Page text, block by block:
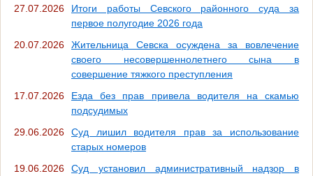
27.07.2026
Итоги работы Севского районного суда за
первое полугодие 2026 года
20.07.2026
Жительница Севска осуждена за вовлечение
своего несовершеннолетнего сына в
совершение тяжкого преступления
17.07.2026
Езда без прав привела водителя на скамью
подсудимых
29.06.2026
Суд лишил водителя прав за использование
старых номеров
19.06.2026
Суд установил административный надзор в